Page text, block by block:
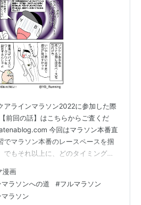
アラインマラソン2022に参加した際
前回の話】はこちらからご査くだ
今回はマラソン本番直
でマラソン本番のレースペースを掴
でもそれ以上に、どのタイミングで
それとこの漫画を描いていた2022年
で体調チェックが厳しかった思い
いけないとか、絶対忘れるよね。
漫画
ラソンへの道 #フルマラソン
ラソン